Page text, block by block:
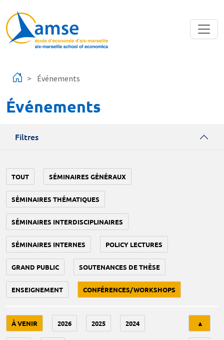
Événements
Événements
Filtres
TOUT SÉMINAIRES GÉNÉRAUX
SÉMINAIRES THÉMATIQUES
SÉMINAIRES INTERDISCIPLINAIRES
SÉMINAIRES INTERNES POLICY LECTURES
GRAND PUBLIC SOUTENANCES DE THÈSE
ENSEIGNEMENT CONFÉRENCES/WORKSHOPS
À VENIR 2026 2025 2024 ▲